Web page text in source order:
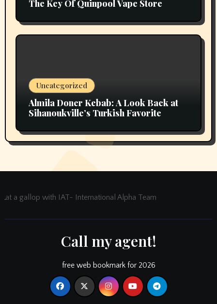
The Key Of Quinpool Vape Store
Uncategorized
Almila Doner Kebab: A Look Back at
Sihanoukville’s Turkish Favorite
at a gallop with IAT- International Alpha Team
Call my agent!
free web bookmark for 2026